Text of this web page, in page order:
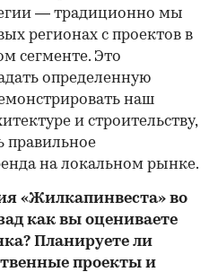
— традиционно мы
регионах с проектов в
сегменте. Это
определенную
наш
и строительству,
правильное
на локальном рынке.
«Жилкапинвеста» во
как вы оцениваете
Планируете ли
проекты и